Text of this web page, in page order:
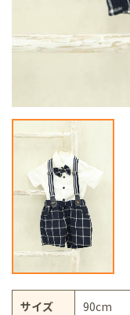
サイズ 90cm